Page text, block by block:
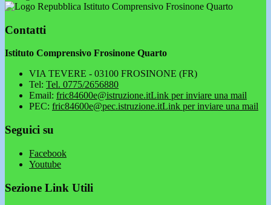
Istituto Comprensivo Frosinone Quarto
Contatti
Istituto Comprensivo Frosinone Quarto
VIA TEVERE - 03100 FROSINONE (FR)
Tel: Tel. 0775/2656880
Email: fric84600e@istruzione.itLink per inviare una mail
PEC: fric84600e@pec.istruzione.itLink per inviare una mail
Seguici su
Facebook
Youtube
Sezione Link Utili